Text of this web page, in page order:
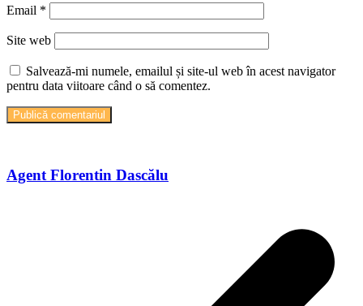
Email *
Site web
Salvează-mi numele, emailul și site-ul web în acest navigator
pentru data viitoare când o să comentez.
Agent Florentin Dascălu